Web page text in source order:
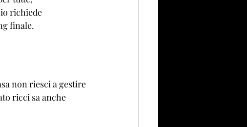
richiede
finale.
non riesci a gestire
ricci sa anche